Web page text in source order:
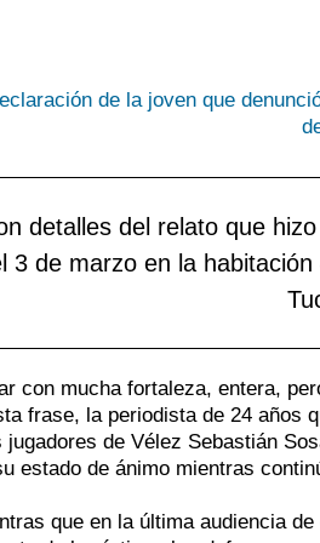
detalles del relato que
3 de marzo en la
con mucha fortaleza, entera,
frase, la periodista de 24 años
de Vélez Sebastián
estado de ánimo mientras
que en la última audiencia